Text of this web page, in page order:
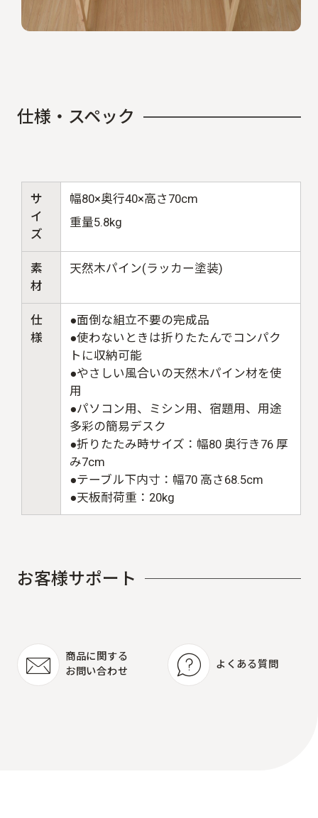
仕様 ・ スペック
サ
イ
ズ
幅80×奥行40×高さ70cm
重量5.8kg
素
材
天然木パイン(ラッカー塗装)
仕
様
●面倒な組立不要の完成品
●使わないときは折りたたんでコンパク
トに収納可能
●やさしい風合いの天然木パイン材を使
用
●パソコン用、ミシン用、宿題用、用途
多彩の簡易デスク
●折りたたみ時サイズ：幅80 奥行き76 厚
み7cm
●テーブル下内寸：幅70 高さ68.5cm
●天板耐荷重：20kg
お客様サポー ト
商品に関する
お問い合わせ
よくある質問